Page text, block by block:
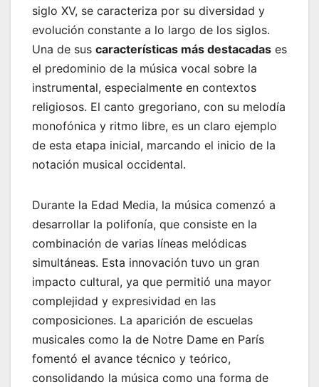
siglo XV, se caracteriza por su diversidad y
evolución constante a lo largo de los siglos.
Una de sus características más destacadas es
el predominio de la música vocal sobre la
instrumental, especialmente en contextos
religiosos. El canto gregoriano, con su melodía
monofónica y ritmo libre, es un claro ejemplo
de esta etapa inicial, marcando el inicio de la
notación musical occidental.
Durante la Edad Media, la música comenzó a
desarrollar la polifonía, que consiste en la
combinación de varias líneas melódicas
simultáneas. Esta innovación tuvo un gran
impacto cultural, ya que permitió una mayor
complejidad y expresividad en las
composiciones. La aparición de escuelas
musicales como la de Notre Dame en París
fomentó el avance técnico y teórico,
consolidando la música como una forma de